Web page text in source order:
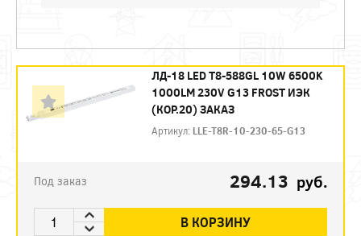
ЛД-18 LED Т8-588GL 10W 6500K
1000LM 230V G13 FROST ИЭК
(КОР.20) ЗАКАЗ
Артикул: LLE-T8R-10-230-65-G13
Под заказ 294.13 руб.
В КОРЗИНУ